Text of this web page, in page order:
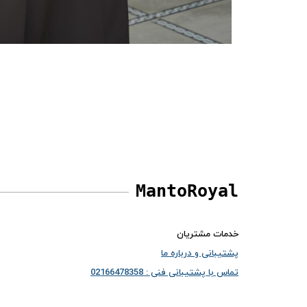
MantoRoyal
خدمات مشتریان
پشتیبانی و درباره ما
تماس با پشتیبانی فنی : 02166478358